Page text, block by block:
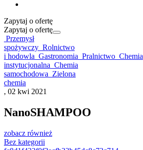
Zapytaj o ofertę
Zapytaj o ofertę
Przemysł
spożywczy Rolnictwo
i hodowla Gastronomia Pralnictwo Chemia
instytucjonalna Chemia
samochodowa Zielona
chemia
, 02 kwi 2021
NanoSHAMPOO
zobacz również
Bez kategorii